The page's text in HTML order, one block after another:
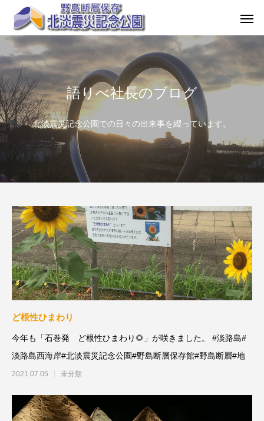
語りべ社長のブログ
北淡震災記念公園での日々の出来事を綴っています。
ど根性ひまわり
今年も「石巻発 ど根性ひまわり🌻」が咲きました。 #淡路島#
淡路島西海岸#北淡震災記念公園#野島断層保存館#野島断層#地
2021.07.05 未分類